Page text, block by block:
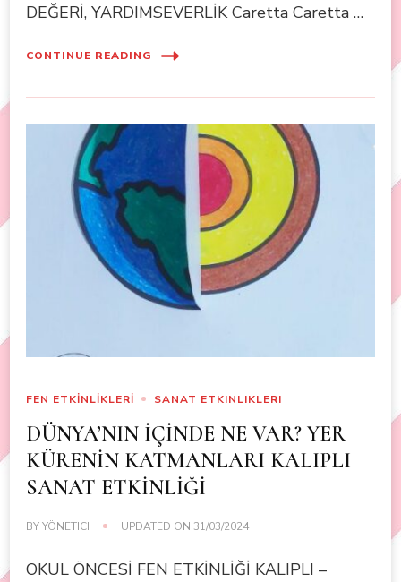
DEĞERİ, YARDIMSEVERLİK Caretta Caretta …
CONTINUE READING
FEN ETKİNLİKLERİ SANAT ETKINLIKLERI
DÜNYA’NIN İÇİNDE NE VAR? YER
KÜRENİN KATMANLARI KALIPLI
SANAT ETKİNLİĞİ
BYYÖNETICI UPDATED ON 31/03/2024
OKUL ÖNCESİ FEN ETKİNLİĞİ KALIPLI –